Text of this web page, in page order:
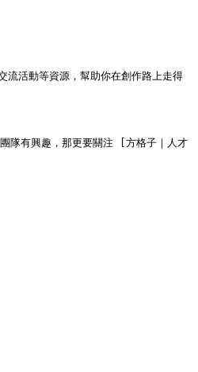
流活動等資源，幫助你在創作路上走得
有興趣，那更要關注 [方格子｜人才